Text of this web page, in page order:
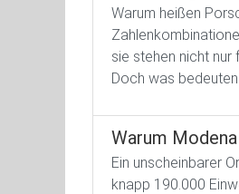
Warum heißen
sie stehen nicht nur
Doch was
Warum
Ein unscheinbarer
knapp 190.000